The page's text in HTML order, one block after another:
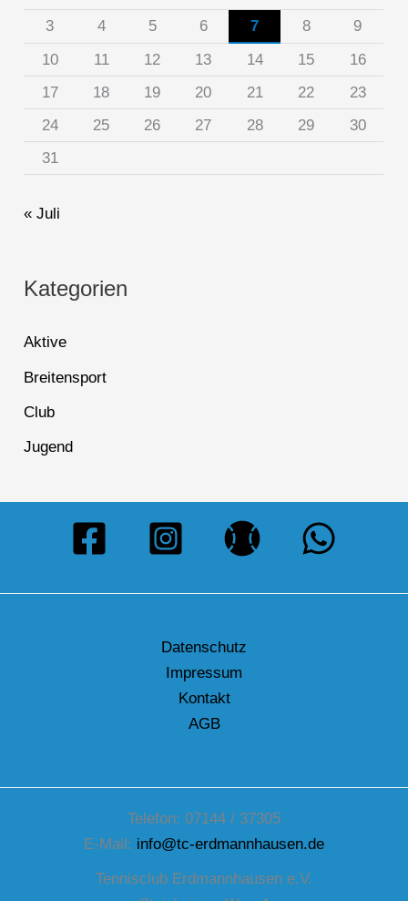
3
4 5 6 7 8
9
10
11 12 13 14 15
16
17
18 19 20 21 22
23
24
25 26 27 28 29
30
31
« Juli
Kategorien
Aktive
Breitensport
Club
Jugend
Datenschutz
Impressum
Kontakt
AGB
Telefon: 07144 / 37305
E-Mail: info@tc-erdmannhausen.de
Tennisclub Erdmannhausen e.V.